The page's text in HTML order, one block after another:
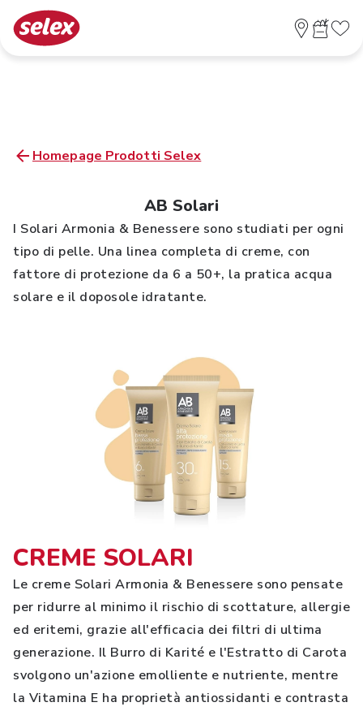
Homepage Prodotti Selex
AB Solari
I Solari Armonia & Benessere sono studiati per ogni
tipo di pelle. Una linea completa di creme, con
fattore di protezione da 6 a 50+, la pratica acqua
solare e il doposole idratante.
CREME SOLARI
Le creme Solari Armonia & Benessere sono pensate
per ridurre al minimo il rischio di scottature, allergie
ed eritemi, grazie all'efficacia dei filtri di ultima
generazione. Il Burro di Karité e l'Estratto di Carota
svolgono un'azione emolliente e nutriente, mentre
la Vitamina E ha proprietà antiossidanti e contrasta